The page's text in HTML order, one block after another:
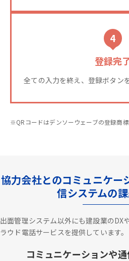
4
登録完
全ての入力を終え、登録ボタン
※QRコードはデンソーウェーブの登録商
協力会社とのコミュニケー
信システムの
出面管理システム以外にも建設業のDX
ラウド電話サービスを提供しています。
コミュニケーションや